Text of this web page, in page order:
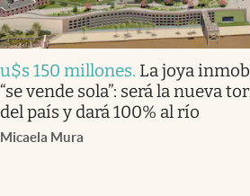
u$s 150 millones. La joya
“se vende sola”: será la nueva
del país y dará 100% al río
Micaela Mura